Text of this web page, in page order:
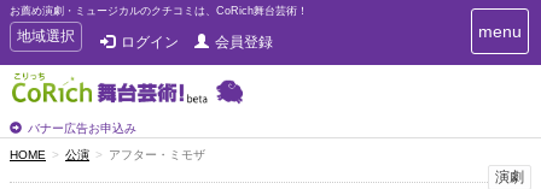
お薦め演劇・ミュージカルのクチコミは、CoRich舞台芸術！
T
o
g
g
e
n
a
地域選択 ログイン 会員登録
バナー広告お申込み
T
o
menu
HOME 公演 アフター・ミモザ
演劇